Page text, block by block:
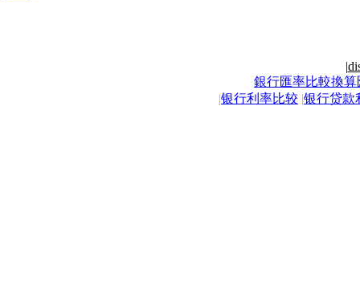
|
銀行匯率比較換算
|银行利率比较 |银行贷款